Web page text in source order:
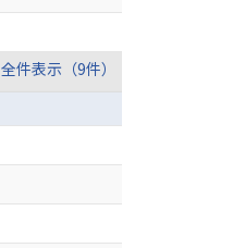
全件表示（9件）